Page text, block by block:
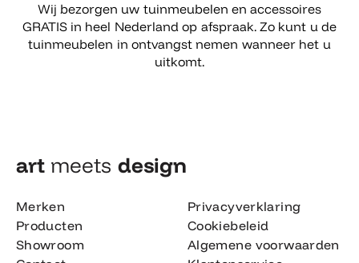
Wij bezorgen uw tuinmeubelen en accessoires
GRATIS in heel Nederland op afspraak. Zo kunt u de
tuinmeubelen in ontvangst nemen wanneer het u
uitkomt.
art meets design​
Merken
Producten
Showroom
Privacyverklaring
Cookiebeleid
Algemene voorwaarden